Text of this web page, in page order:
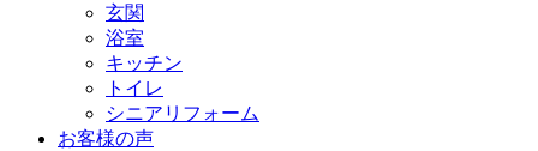
玄関
浴室
キッチン
トイレ
シニアリフォーム
お客様の声